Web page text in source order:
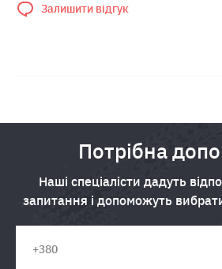
Залишити відгук
Потрібна
Наші спеціалісти дадуть
запитання і допоможуть